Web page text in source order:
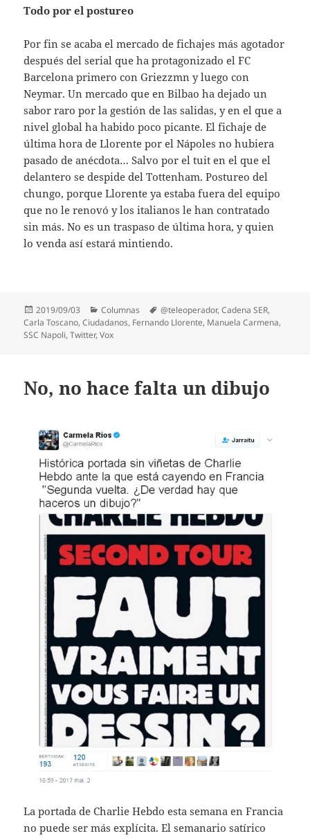
Todo por el postureo
Por fin se acaba el mercado de fichajes más agotador
después del serial que ha protagonizado el FC
Barcelona primero con Griezzmn y luego con
Neymar. Un mercado que en Bilbao ha dejado un
sabor raro por la gestión de las salidas, y en el que a
nivel global ha habido poco picante. El fichaje de
última hora de Llorente por el Nápoles no hubiera
pasado de anécdota… Salvo por el tuit en el que el
delantero se despide del Tottenham. Postureo del
chungo, porque Llorente ya estaba fuera del equipo
que no le renovó y los italianos le han contratado
sin más. No es un traspaso de última hora, y quien
lo venda así estará mintiendo.
Publicado
el
2019/09/03 Categorías
Columnas Etiquetas
@teleoperador,Cadena SER,
Carla Toscano,Ciudadanos, Fernando Llorente, Manuela Carmena,
SSC Napoli,Twitter,Vox
No, no hace falta un dibujo
La portada de Charlie Hebdo esta semana en Francia
no puede ser más explícita. El semanario satírico